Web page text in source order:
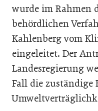
wurde im Rahmen
behördlichen
Kahlenberg vom
eingeleitet. Der
Landesregierung
Fall die zuständige